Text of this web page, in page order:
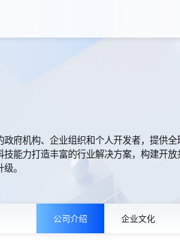
府机构、企业组织和个人开发者，提供
能力打造丰富的行业解决方案，构建开放
。
公司介绍 企业文化